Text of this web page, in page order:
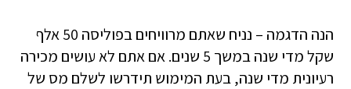
הנה הדגמה – נניח שאתם מרוויחים בפוליסה 50 אלף
שקל מדי שנה במשך 5 שנים. אם אתם לא עושים מכירה
רעיונית מדי שנה, בעת המימוש תידרשו לשלם מס של